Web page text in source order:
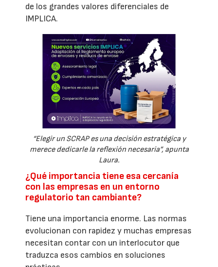
de los grandes valores diferenciales de
IMPLICA.
“Elegir un SCRAP es una decisión estratégica y
merece dedicarle la reflexión necesaria”, apunta
Laura.
¿Qué importancia tiene esa cercanía
con las empresas en un entorno
regulatorio tan cambiante?
Tiene una importancia enorme. Las normas
evolucionan con rapidez y muchas empresas
necesitan contar con un interlocutor que
traduzca esos cambios en soluciones